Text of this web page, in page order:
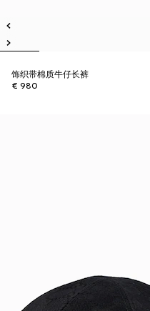
饰织带棉质牛仔长裤
€ 980